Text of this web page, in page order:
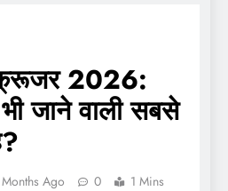
क्रूजर 2026:
जाने वाली सबसे
Ago 0 1 Mins